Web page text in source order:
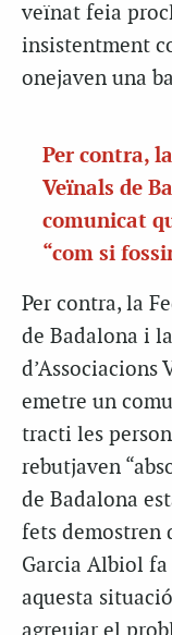
veïnat feia
insistentment
onejaven una
Per contra,
Veïnals de
comunicat
“com si
Per contra, la
de Badalona i
d’Associacions
emetre un
tracti les
rebutjaven
de Badalona
fets demostren
Garcia Albiol fa
aquesta